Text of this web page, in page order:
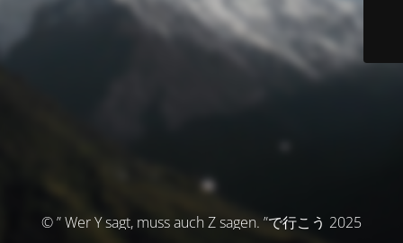
© ” Wer Y sagt, muss auch Z sagen. ”で行こう 2025